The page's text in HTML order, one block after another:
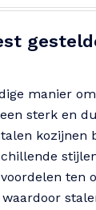
manier
sterk en
kozijnen
ten